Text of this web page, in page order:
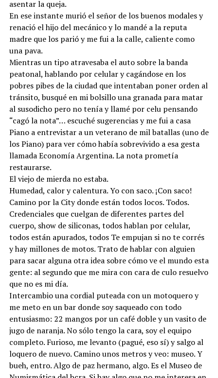
asentar la queja.
En ese instante murió el señor de los buenos modales y
renació el hijo del mecánico y lo mandé a la reputa
madre que los parió y me fui a la calle, caliente como
una pava.
Mientras un tipo atravesaba el auto sobre la banda
peatonal, hablando por celular y cagándose en los
pobres pibes de la ciudad que intentaban poner orden al
tránsito, busqué en mi bolsillo una granada para matar
al susodicho pero no tenía y llamé por celu pensando
“cagó la nota”… escuché sugerencias y me fui a casa
Piano a entrevistar a un veterano de mil batallas (uno de
los Piano) para ver cómo había sobrevivido a esa gesta
llamada Economía Argentina. La nota prometía
restaurarse.
El viejo de mierda no estaba.
Humedad, calor y calentura. Yo con saco. ¡Con saco!
Camino por la City donde están todos locos. Todos.
Credenciales que cuelgan de diferentes partes del
cuerpo, show de siliconas, todos hablan por celular,
todos están apurados, todos Te empujan si no te corrés
y hay millones de motos. Trato de hablar con alguien
para sacar alguna otra idea sobre cómo ve el mundo esta
gente: al segundo que me mira con cara de culo resuelvo
que no es mi día.
Intercambio una cordial puteada con un motoquero y
me meto en un bar donde soy saqueado con todo
entusiasmo: 22 mangos por un café doble y un vasito de
jugo de naranja. No sólo tengo la cara, soy el equipo
completo. Furioso, me levanto (pagué, eso sí) y salgo al
loquero de nuevo. Camino unos metros y veo: museo. Y
bueh, entro. Algo de paz hermano, algo. Es el Museo de